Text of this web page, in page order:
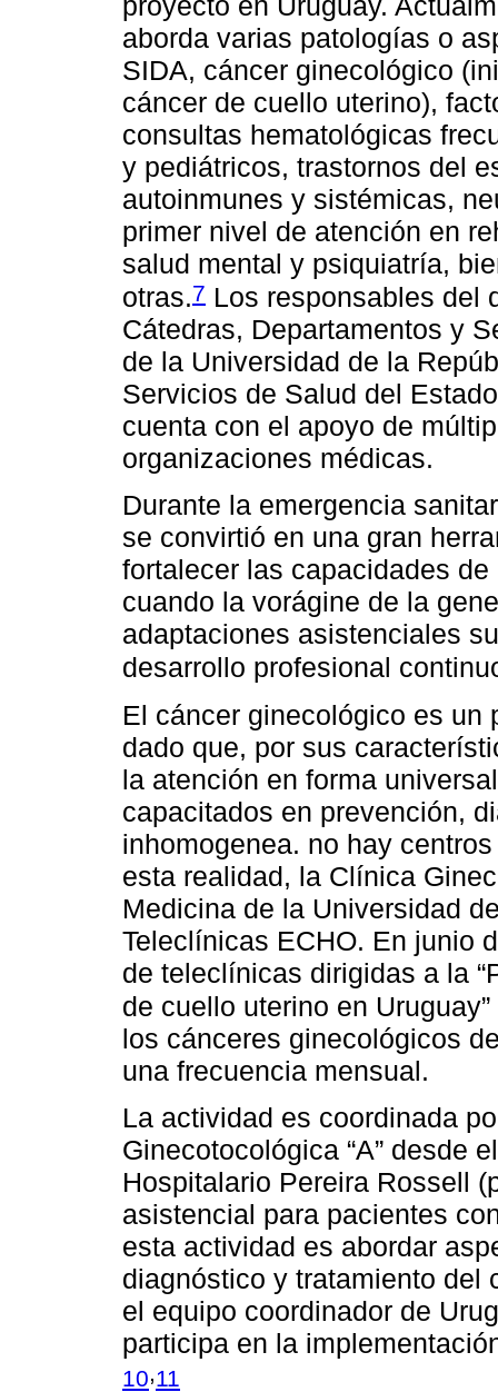
aborda varias patologías o
SIDA, cáncer ginecológico
cáncer de cuello uterino),
consultas hematológicas
y pediátricos, trastornos del
autoinmunes y sistémicas,
primer nivel de atención en
salud mental y psiquiatría,
otras.7 Los responsables del
Cátedras, Departamentos y
de la Universidad de la
Servicios de Salud del
cuenta con el apoyo de
organizaciones médicas.
Durante la emergencia
se convirtió en una gran
fortalecer las capacidades
cuando la vorágine de la
adaptaciones asistenciales
desarrollo profesional
El cáncer ginecológico es un
dado que, por sus
la atención en forma
capacitados en prevención,
inhomogenea. no hay
esta realidad, la Clínica
Medicina de la Universidad
Teleclínicas ECHO. En junio
de teleclínicas dirigidas a la
de cuello uterino en Uruguay”
los cánceres ginecológicos
una frecuencia mensual.
La actividad es coordinada
Ginecotocológica “A” desde
Hospitalario Pereira Rossell
asistencial para pacientes
esta actividad es abordar
diagnóstico y tratamiento del
el equipo coordinador de
participa en la
10,11